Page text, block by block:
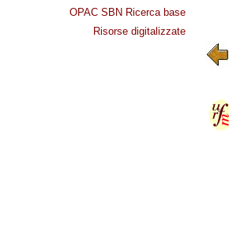
OPAC SBN Ricerca base
Risorse digitalizzate